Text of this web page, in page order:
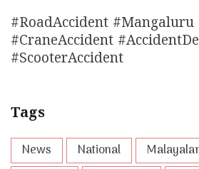
#RoadAccident #Mangaluru
#CraneAccident
#ScooterAccident
Tags
News National